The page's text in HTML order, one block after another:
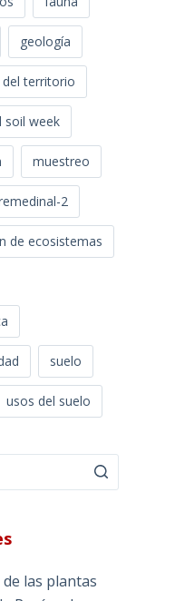
geología
territorio
soil week
muestreo
2
de ecosistemas
suelo
usos del suelo
de las plantas